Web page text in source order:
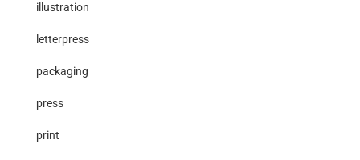
illustration
letterpress
packaging
press
print